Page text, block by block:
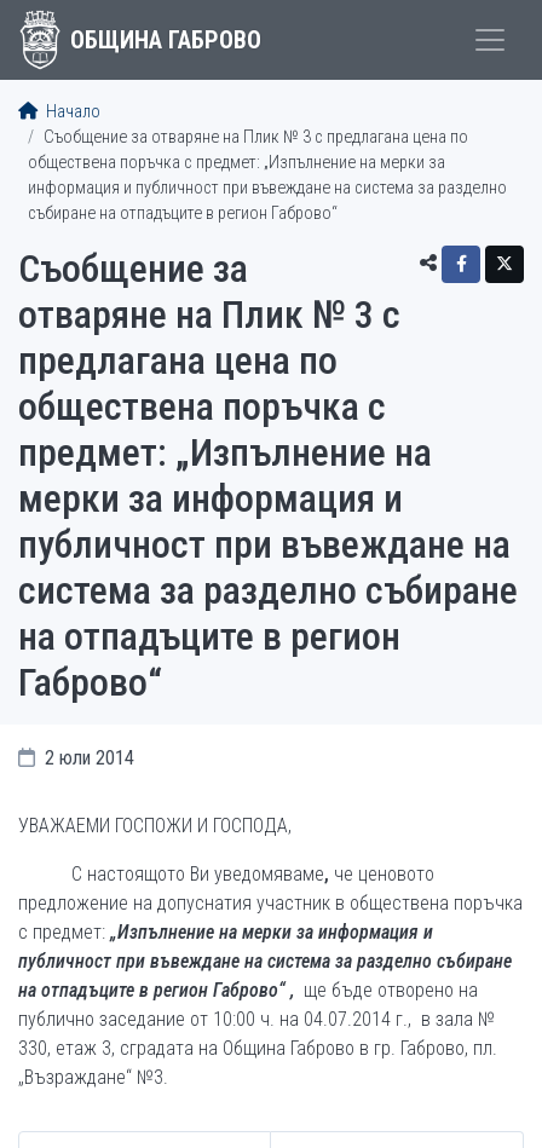
ОБЩИНА ГАБРОВО
Начало
Съобщение за отваряне на Плик № 3 с предлагана цена по
обществена поръчка с предмет: „Изпълнение на мерки за
информация и публичност при въвеждане на система за разделно
събиране на отпадъците в регион Габрово“
Съобщение за
отваряне на Плик № 3 с
предлагана цена по
обществена поръчка с
предмет: „Изпълнение на
мерки за информация и
публичност при въвеждане на
система за разделно събиране
на отпадъците в регион
Габрово“
2 юли 2014
УВАЖАЕМИ ГОСПОЖИ И ГОСПОДА,
С настоящото Ви уведомяваме, че ценовото
предложение на допуснатия участник в обществена поръчка
с предмет: „Изпълнение на мерки за информация и
публичност при въвеждане на система за разделно събиране
на отпадъците в регион Габрово“, ще бъде отворено на
публично заседание от 10:00 ч. на 04.07.2014 г., в зала №
330, етаж 3, сградата на Община Габрово в гр. Габрово, пл.
„Възраждане“ №3.